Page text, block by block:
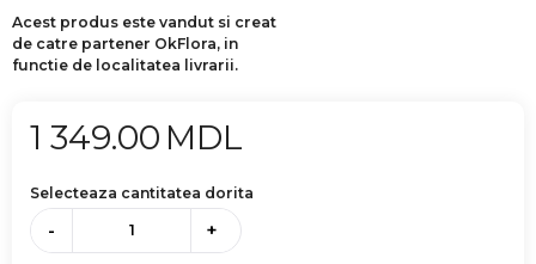
Acest produs este vandut si creat
de catre partener OkFlora, in
functie de localitatea livrarii.
1 349.00 MDL
Selecteaza cantitatea dorita
- +